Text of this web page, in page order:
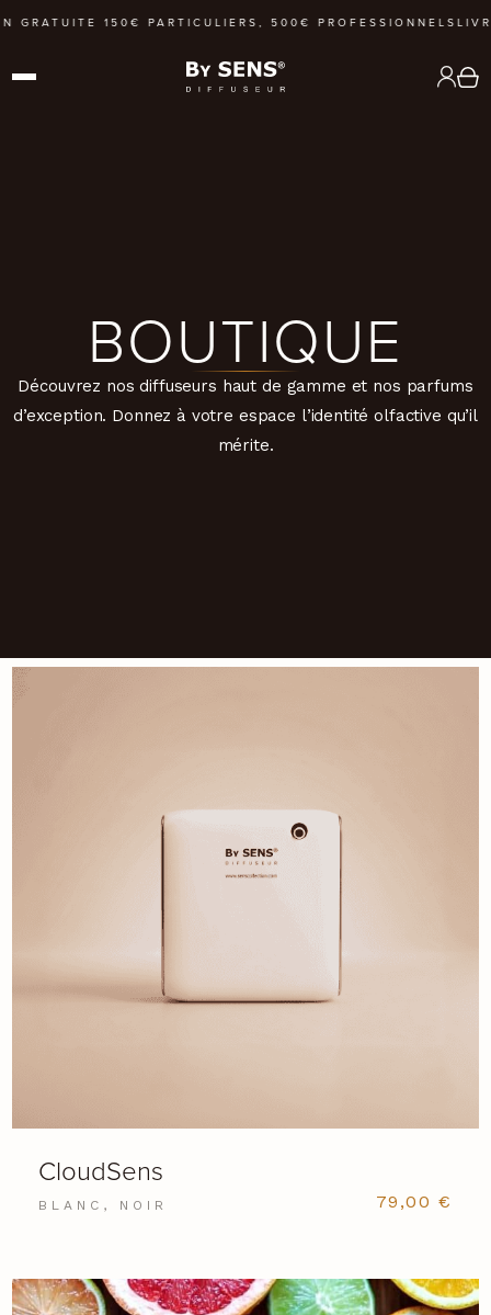
150€ PARTICULIERS, 500€ PROFESSIONNELS
BOUTIQUE
Découvrez nos diffuseurs haut de gamme et nos parfums
d’exception. Donnez à votre espace l’identité olfactive qu’il
mérite.
CloudSens
BLANC, NOIR 79,00€